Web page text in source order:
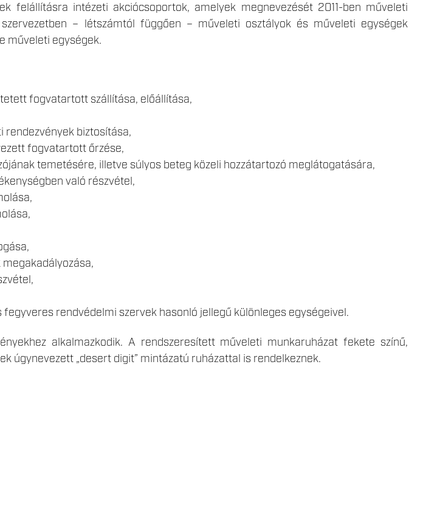
felállításra intézeti akciócsoportok, amelyek megnevezését 2011-ben műveleti
– létszámtól függően – műveleti osztályok és műveleti egységek
műveleti egységek.
fogvatartott szállítása, előállítása,
biztosítása,
fogvatartott őrzése,
temetésére, illetve súlyos beteg közeli hozzátartozó meglátogatására,
való részvétel,
rendvédelmi szervek hasonló jellegű különleges egységeivel.
alkalmazkodik. A rendszeresített műveleti munkaruházat fekete színű,
úgynevezett „desert digit” mintázatú ruházattal is rendelkeznek.